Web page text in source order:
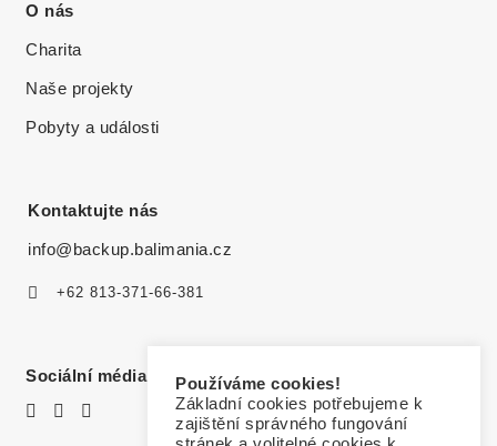
O nás
Charita
Naše projekty
Pobyty a události
Kontaktujte nás
info@backup.balimania.cz
+62 813-371-66-381
Sociální média
Používáme cookies!
Základní cookies potřebujeme k
zajištění správného fungování